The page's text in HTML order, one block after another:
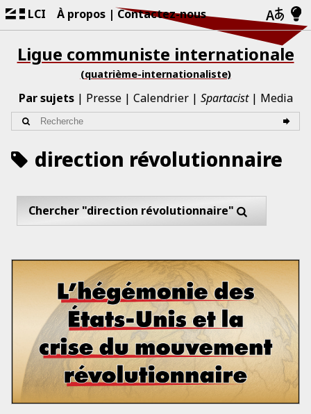
LCI À propos Contactez-nous
Ligue communiste internationale
(quatrième-internationaliste)
Par sujets Presse Calendrier Spartacist Media
direction révolutionnaire
Chercher "direction révolutionnaire"